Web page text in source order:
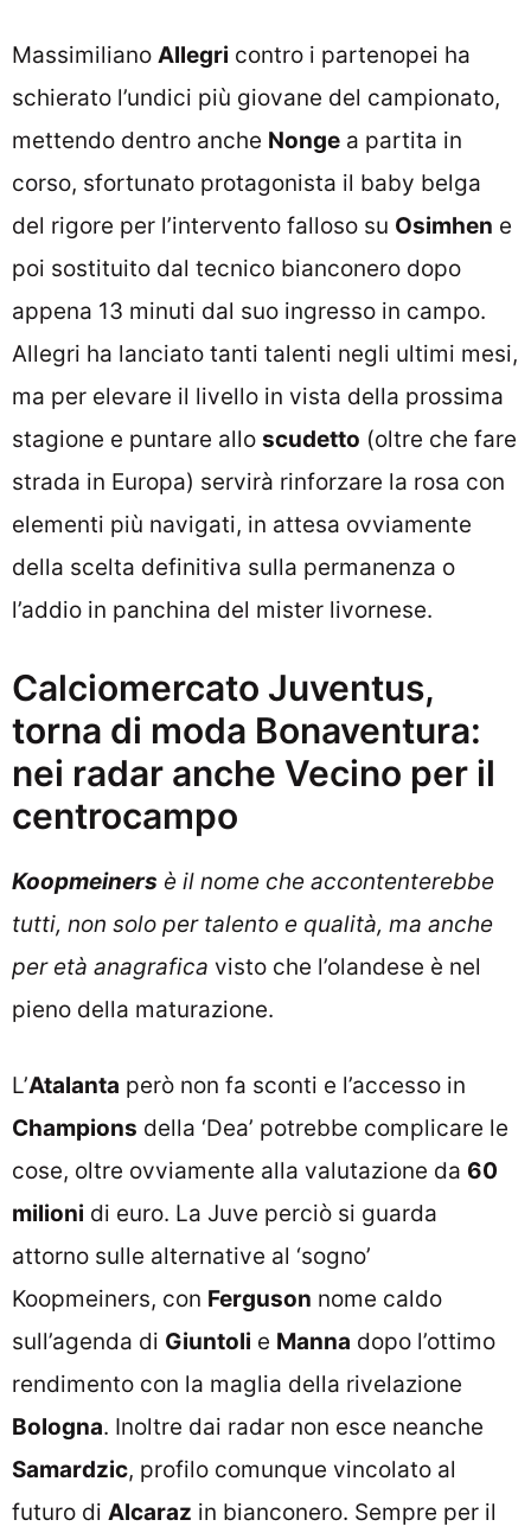
Massimiliano Allegri contro i partenopei ha
schierato l’undici più giovane del campionato,
mettendo dentro anche Nonge a partita in
corso, sfortunato protagonista il baby belga
del rigore per l’intervento falloso su Osimhen e
poi sostituito dal tecnico bianconero dopo
appena 13 minuti dal suo ingresso in campo.
Allegri ha lanciato tanti talenti negli ultimi mesi,
ma per elevare il livello in vista della prossima
stagione e puntare allo scudetto (oltre che fare
strada in Europa) servirà rinforzare la rosa con
elementi più navigati, in attesa ovviamente
della scelta definitiva sulla permanenza o
l’addio in panchina del mister livornese.
Calciomercato Juventus,
torna di moda Bonaventura:
nei radar anche Vecino per il
centrocampo
Koopmeiners è il nome che accontenterebbe
tutti, non solo per talento e qualità, ma anche
per età anagrafica visto che l’olandese è nel
pieno della maturazione.
L’Atalanta però non fa sconti e l’accesso in
Champions della ‘Dea’ potrebbe complicare le
cose, oltre ovviamente alla valutazione da 60
milioni di euro. La Juve perciò si guarda
attorno sulle alternative al ‘sogno’
Koopmeiners, con Ferguson nome caldo
sull’agenda di Giuntoli e Manna dopo l’ottimo
rendimento con la maglia della rivelazione
Bologna. Inoltre dai radar non esce neanche
Samardzic, profilo comunque vincolato al
futuro di Alcaraz in bianconero. Sempre per il